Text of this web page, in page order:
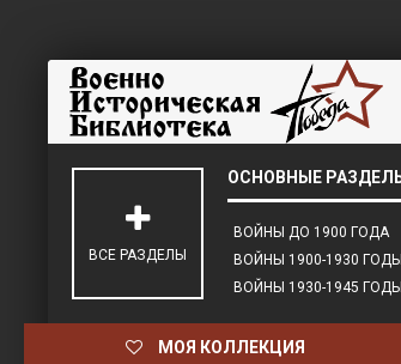
ВОЙНЫ ДО 1900 ГОДА
ВОЙНЫ 1900-1930 ГОДЫ
ВОЙНЫ 1930-1945 ГОДЫ
ВСЕ РАЗДЕЛЫ
МОЯ КОЛЛЕКЦИЯ